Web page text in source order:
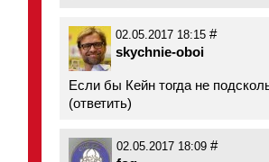
02.05.2017 18:15 #
skychnie-oboi
Если бы Кейн тогда не
(ответить)
02.05.2017 18:09 #